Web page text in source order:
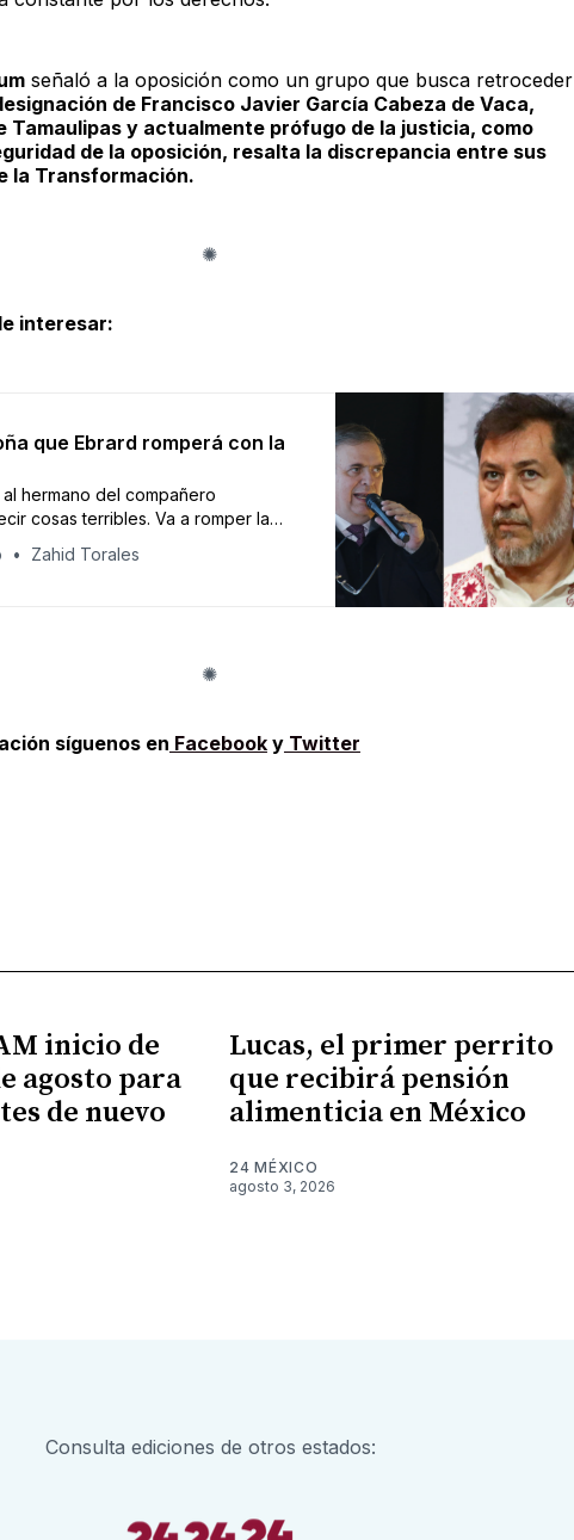
señaló a la oposición como un grupo que busca retroceder
de Francisco Javier García Cabeza de Vaca,
Tamaulipas y actualmente prófugo de la justicia, como
de la oposición, resalta la discrepancia entre sus
la Transformación.
interesar:
que Ebrard romperá con la
al hermano del compañero
cosas terribles. Va a romper la
reiteró el petista.
Zahid Torales
síguenos en FacebookyTwitter
inicio de
agosto para
de nuevo
Lucas, el primer perrito
que recibirá pensión
alimenticia en México
24 MÉXICO
agosto 3, 2026
Consulta ediciones de otros estados: